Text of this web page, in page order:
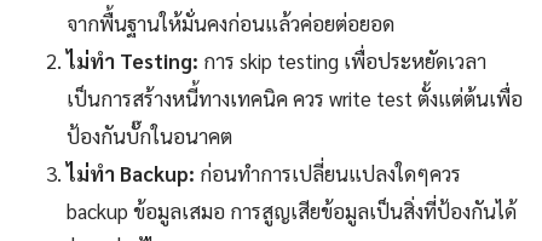
จากพื้นฐานให้มั่นคงก่อนแล้วค่อยต่อยอด
ไม่ทำ Testing: การ skip testing เพื่อประหยัดเวลา
เป็นการสร้างหนี้ทางเทคนิค ควร write test ตั้งแต่ต้นเพื่อ
ป้องกันบั๊กในอนาคต
ไม่ทำ Backup: ก่อนทำการเปลี่ยนแปลงใดๆควร
backup ข้อมูลเสมอ การสูญเสียข้อมูลเป็นสิ่งที่ป้องกันได้